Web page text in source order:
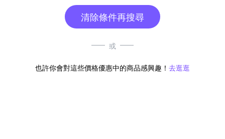
清除條件再搜尋
或
也許你會對這些價格優惠中的商品感興趣！ 去逛逛